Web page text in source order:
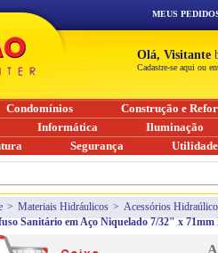
> Materiais Hidráulicos > Acessórios
Sanitário em Aço Niquelado 7/32" x
MEUS
Olá, Visitante
Cadastre-se aqui ou
Condomínios Construção e
Informática Iluminação
Segurança